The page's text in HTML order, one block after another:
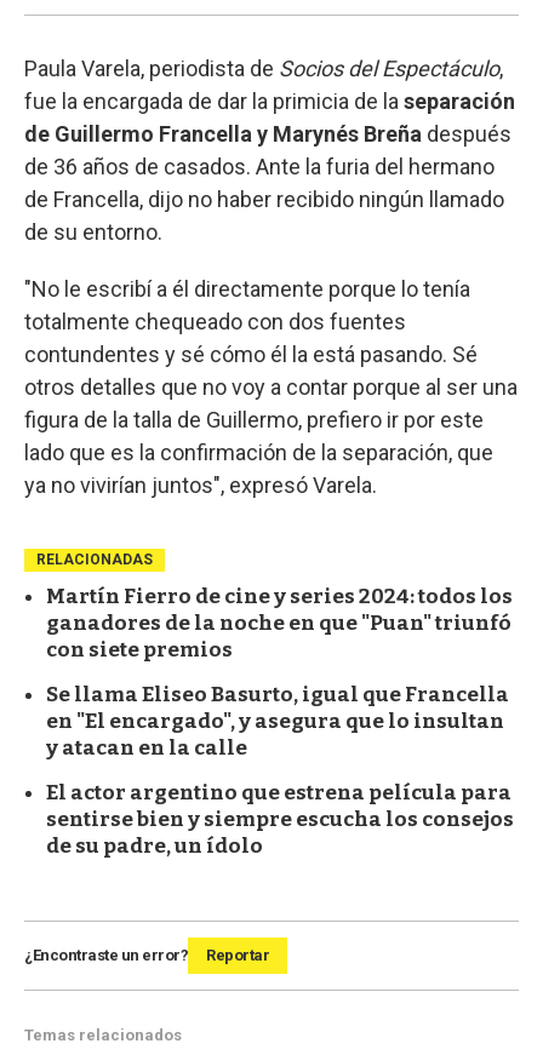
Paula Varela, periodista de Socios del Espectáculo,
fue la encargada de dar la primicia de la separación
de Guillermo Francella y Marynés Breña después
de 36 años de casados. Ante la furia del hermano
de Francella, dijo no haber recibido ningún llamado
de su entorno.
"No le escribí a él directamente porque lo tenía
totalmente chequeado con dos fuentes
contundentes y sé cómo él la está pasando. Sé
otros detalles que no voy a contar porque al ser una
figura de la talla de Guillermo, prefiero ir por este
lado que es la confirmación de la separación, que
ya no vivirían juntos", expresó Varela.
RELACIONADAS
Martín Fierro de cine y series 2024: todos los
ganadores de la noche en que "Puan" triunfó
con siete premios
Se llama Eliseo Basurto, igual que Francella
en "El encargado", y asegura que lo insultan
y atacan en la calle
El actor argentino que estrena película para
sentirse bien y siempre escucha los consejos
de su padre, un ídolo
¿Encontraste un error? Reportar
Temas relacionados